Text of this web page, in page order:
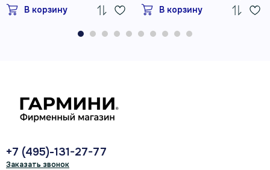
В корзину
В корзину
+7 (495)-131-27-77
Заказать звонок